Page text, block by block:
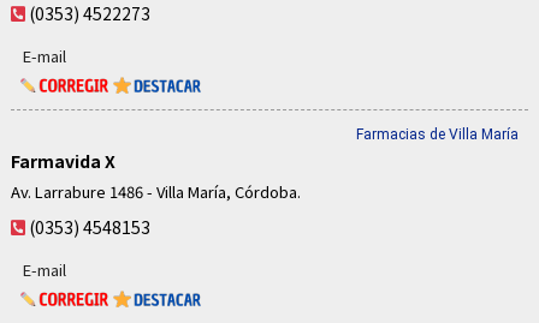
(0353) 4522273
E-mail
Farmacias de Villa María
Farmavida X
Av. Larrabure 1486 - Villa María, Córdoba.
(0353) 4548153
E-mail